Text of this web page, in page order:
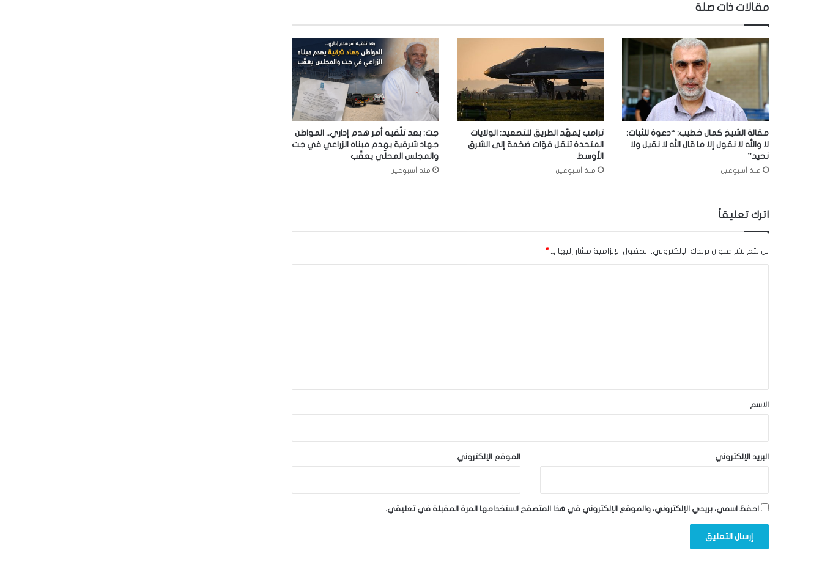
مقالات ذات صلة
مقالة الشيخ كمال خطيب: “دعوة للثبات:
لا والله لا نقول إلا ما قال الله لا نقيل ولا
نحيد”
منذ أسبوعين
ترامب يُمهّد الطريق للتصعيد: الولايات
المتحدة تنقل قوّات ضخمة إلى الشرق
الأوسط
منذ أسبوعين
جت: بعد تلّقيه أمر هدم إداري.. المواطن
جهاد شرقية يهدم مبناه الزراعي في جت
والمجلس المحلّي يعقّب
منذ أسبوعين
اترك تعليقاً
لن يتم نشر عنوان بريدك الإلكتروني. الحقول الإلزامية مشار إليها بـ *
*
الاسم
البريد الإلكتروني الموقع الإلكتروني
احفظ اسمي، بريدي الإلكتروني، والموقع الإلكتروني في هذا المتصفح لاستخدامها المرة المقبلة في تعليقي.